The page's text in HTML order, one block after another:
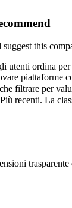
this
utenti ordina
piattaforme
filtrare per
recenti. La